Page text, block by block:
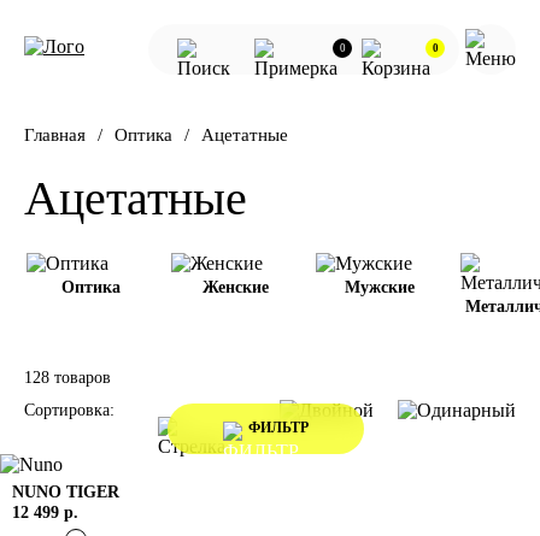
0 0
Главная Оптика Ацетатные
Ацетатные
Оптика Женские
Мужские
128 товаров
Сортировка:
ФИЛЬТР
NUNO TIGER
12 499 р.